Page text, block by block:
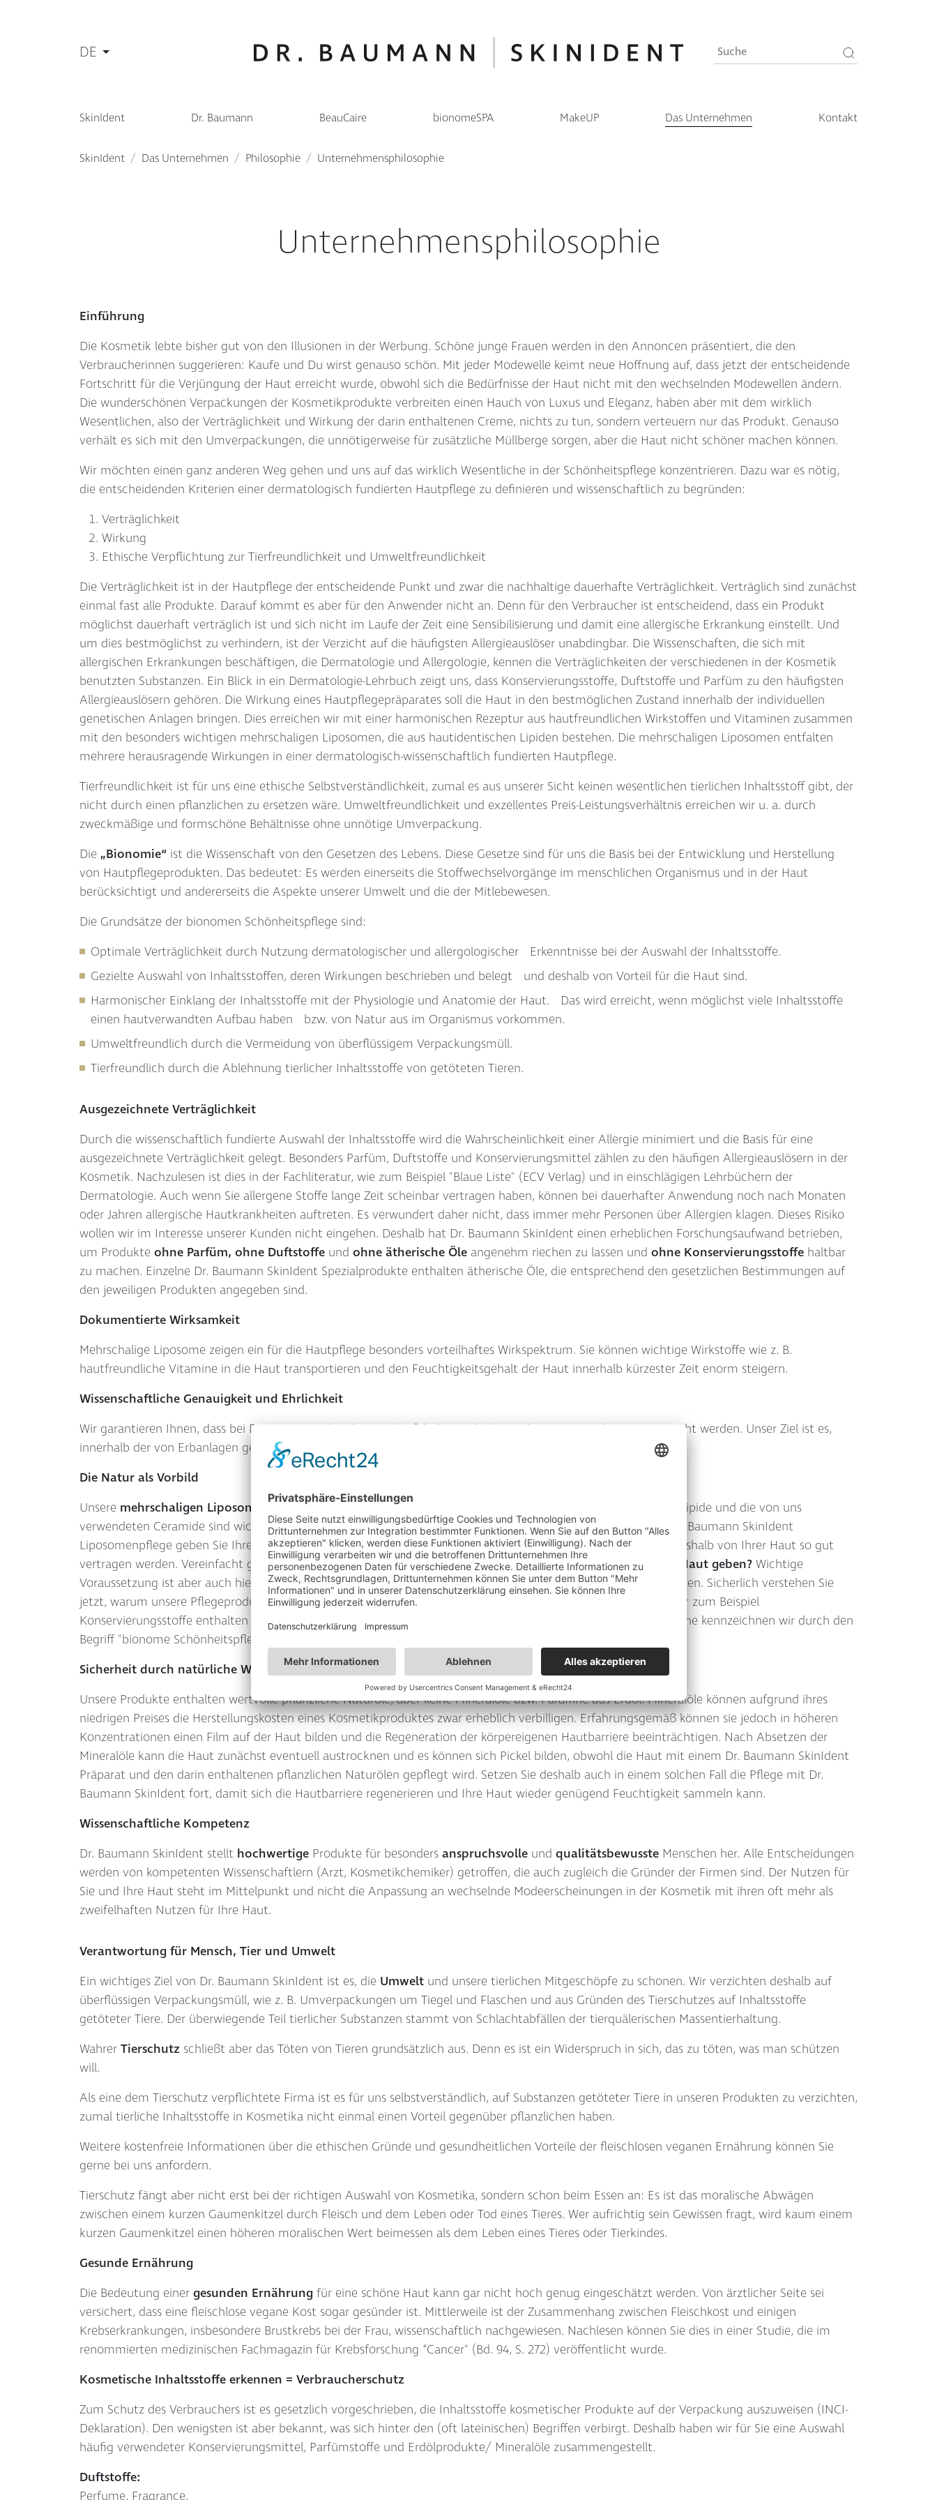
DE
SkinIdent Dr. Baumann BeauCaire bionomeSPA MakeUP Das Unternehmen Kontakt
SkinIdent Das Unternehmen Philosophie Unternehmensphilosophie
Unternehmensphilosophie
Einführung
Die Kosmetik lebte bisher gut von den Illusionen in der Werbung. Schöne junge Frauen werden in den Annoncen präsentiert, die den
Verbraucherinnen suggerieren: Kaufe und Du wirst genauso schön. Mit jeder Modewelle keimt neue Hoffnung auf, dass jetzt der entscheidende
Fortschritt für die Verjüngung der Haut erreicht wurde, obwohl sich die Bedürfnisse der Haut nicht mit den wechselnden Modewellen ändern.
Die wunderschönen Verpackungen der Kosmetikprodukte verbreiten einen Hauch von Luxus und Eleganz, haben aber mit dem wirklich
Wesentlichen, also der Verträglichkeit und Wirkung der darin enthaltenen Creme, nichts zu tun, sondern verteuern nur das Produkt. Genauso
verhält es sich mit den Umverpackungen, die unnötigerweise für zusätzliche Müllberge sorgen, aber die Haut nicht schöner machen können.
Wir möchten einen ganz anderen Weg gehen und uns auf das wirklich Wesentliche in der Schönheitspflege konzentrieren. Dazu war es nötig,
die entscheidenden Kriterien einer dermatologisch fundierten Hautpflege zu definieren und wissenschaftlich zu begründen:
Verträglichkeit
Wirkung
Ethische Verpflichtung zur Tierfreundlichkeit und Umweltfreundlichkeit
Die Verträglichkeit ist in der Hautpflege der entscheidende Punkt und zwar die nachhaltige dauerhafte Verträglichkeit. Verträglich sind zunächst
einmal fast alle Produkte. Darauf kommt es aber für den Anwender nicht an. Denn für den Verbraucher ist entscheidend, dass ein Produkt
möglichst dauerhaft verträglich ist und sich nicht im Laufe der Zeit eine Sensibilisierung und damit eine allergische Erkrankung einstellt. Und
um dies bestmöglichst zu verhindern, ist der Verzicht auf die häufigsten Allergieauslöser unabdingbar. Die Wissenschaften, die sich mit
allergischen Erkrankungen beschäftigen, die Dermatologie und Allergologie, kennen die Verträglichkeiten der verschiedenen in der Kosmetik
benutzten Substanzen. Ein Blick in ein Dermatologie-Lehrbuch zeigt uns, dass Konservierungsstoffe, Duftstoffe und Parfüm zu den häufigsten
Allergieauslösern gehören. Die Wirkung eines Hautpflegepräparates soll die Haut in den bestmöglichen Zustand innerhalb der individuellen
genetischen Anlagen bringen. Dies erreichen wir mit einer harmonischen Rezeptur aus hautfreundlichen Wirkstoffen und Vitaminen zusammen
mit den besonders wichtigen mehrschaligen Liposomen, die aus hautidentischen Lipiden bestehen. Die mehrschaligen Liposomen entfalten
mehrere herausragende Wirkungen in einer dermatologisch-wissenschaftlich fundierten Hautpflege.
Tierfreundlichkeit ist für uns eine ethische Selbstverständlichkeit, zumal es aus unserer Sicht keinen wesentlichen tierlichen Inhaltsstoff gibt, der
nicht durch einen pflanzlichen zu ersetzen wäre. Umweltfreundlichkeit und exzellentes Preis-Leistungsverhältnis erreichen wir u. a. durch
zweckmäßige und formschöne Behältnisse ohne unnötige Umverpackung.
Die „Bionomie“ ist die Wissenschaft von den Gesetzen des Lebens. Diese Gesetze sind für uns die Basis bei der Entwicklung und Herstellung
von Hautpflegeprodukten. Das bedeutet: Es werden einerseits die Stoffwechselvorgänge im menschlichen Organismus und in der Haut
berücksichtigt und andererseits die Aspekte unserer Umwelt und die der Mitlebewesen.
Die Grundsätze der bionomen Schönheitspflege sind:
Optimale Verträglichkeit durch Nutzung dermatologischer und allergologischer Erkenntnisse bei der Auswahl der Inhaltsstoffe.
Gezielte Auswahl von Inhaltsstoffen, deren Wirkungen beschrieben und belegt und deshalb von Vorteil für die Haut sind.
Harmonischer Einklang der Inhaltsstoffe mit der Physiologie und Anatomie der Haut. Das wird erreicht, wenn möglichst viele Inhaltsstoffe
einen hautverwandten Aufbau haben bzw. von Natur aus im Organismus vorkommen.
Umweltfreundlich durch die Vermeidung von überflüssigem Verpackungsmüll.
Tierfreundlich durch die Ablehnung tierlicher Inhaltsstoffe von getöteten Tieren.
Ausgezeichnete Verträglichkeit
Durch die wissenschaftlich fundierte Auswahl der Inhaltsstoffe wird die Wahrscheinlichkeit einer Allergie minimiert und die Basis für eine
ausgezeichnete Verträglichkeit gelegt. Besonders Parfüm, Duftstoffe und Konservierungsmittel zählen zu den häufigen Allergieauslösern in der
Kosmetik. Nachzulesen ist dies in der Fachliteratur, wie zum Beispiel "Blaue Liste" (ECV Verlag) und in einschlägigen Lehrbüchern der
Dermatologie. Auch wenn Sie allergene Stoffe lange Zeit scheinbar vertragen haben, können bei dauerhafter Anwendung noch nach Monaten
oder Jahren allergische Hautkrankheiten auftreten. Es verwundert daher nicht, dass immer mehr Personen über Allergien klagen. Dieses Risiko
wollen wir im Interesse unserer Kunden nicht eingehen. Deshalb hat Dr. Baumann SkinIdent einen erheblichen Forschungsaufwand betrieben,
um Produkte ohne Parfüm, ohne Duftstoffe und ohne ätherische Öle angenehm riechen zu lassen und ohne Konservierungsstoffe haltbar
zu machen. Einzelne Dr. Baumann SkinIdent Spezialprodukte enthalten ätherische Öle, die entsprechend den gesetzlichen Bestimmungen auf
den jeweiligen Produkten angegeben sind.
Dokumentierte Wirksamkeit
Mehrschalige Liposome zeigen ein für die Hautpflege besonders vorteilhaftes Wirkspektrum. Sie können wichtige Wirkstoffe wie z. B.
hautfreundliche Vitamine in die Haut transportieren und den Feuchtigkeitsgehalt der Haut innerhalb kürzester Zeit enorm steigern.
Wissenschaftliche Genauigkeit und Ehrlichkeit
Wir garantieren Ihnen, dass bei Dr. Baumann SkinIdent weder falsche noch übertriebene Versprechungen gemacht werden. Unser Ziel ist es,
innerhalb der von Erbanlagen gesetzten Grenzen, maximal Mögliches für Sie und Ihre Haut zu bewirken!
Die Natur als Vorbild
Unsere mehrschaligen Liposome sind aus den gleichen Lipiden aufgebaut wie menschliche
. Diese Lipide und die von uns
verwendeten Ceramide sind wichtige Bestandteile der Interzellularsubstanz zwischen den Hautzellen. Mit der Dr. Baumann SkinIdent
Liposomenpflege geben Sie Ihrer Haut also genau die Substanzen, die schon von Natur dort vorkommen und deshalb von Ihrer Haut so gut
vertragen werden. Vereinfacht gesagt pflegen Sie Ihre Haut mit "Haut"!Kann es etwas Natürlicheres für Ihre Haut geben? Wichtige
Voraussetzung ist aber auch hier, dass die Liposomenpräparate weder Konservierungsstoffe noch Parfüm enthalten. Sicherlich verstehen Sie
jetzt, warum unsere Pflegeprodukte so wirksam und gut verträglich sind! Die Kriterien von Naturkosmetik, in der zum Beispiel
Konservierungsstoffe enthalten sein dürfen, sind für uns nicht ausreichend. Unsere besonderen Qualitätsansprüche kennzeichnen wir durch den
Begriff "bionome Schönheitspflege".
Sicherheit durch natürliche Wirkstoffe
Unsere Produkte enthalten wertvolle pflanzliche Naturöle, aber keine Mineralöle bzw. Paraffine aus Erdöl. Mineralöle können aufgrund ihres
niedrigen Preises die Herstellungskosten eines Kosmetikproduktes zwar erheblich verbilligen. Erfahrungsgemäß können sie jedoch in höheren
Konzentrationen einen Film auf der Haut bilden und die Regeneration der körpereigenen Hautbarriere beeinträchtigen. Nach Absetzen der
Mineralöle kann die Haut zunächst eventuell austrocknen und es können sich Pickel bilden, obwohl die Haut mit einem Dr. Baumann SkinIdent
Präparat und den darin enthaltenen pflanzlichen Naturölen gepflegt wird. Setzen Sie deshalb auch in einem solchen Fall die Pflege mit Dr.
Baumann SkinIdent fort, damit sich die Hautbarriere regenerieren und Ihre Haut wieder genügend Feuchtigkeit sammeln kann.
Wissenschaftliche Kompetenz
Dr. Baumann SkinIdent stellt hochwertige Produkte für besonders anspruchsvolle und qualitätsbewusste Menschen her. Alle Entscheidungen
werden von kompetenten Wissenschaftlern (Arzt, Kosmetikchemiker) getroffen, die auch zugleich die Gründer der Firmen sind. Der Nutzen für
Sie und Ihre Haut steht im Mittelpunkt und nicht die Anpassung an wechselnde Modeerscheinungen in der Kosmetik mit ihren oft mehr als
zweifelhaften Nutzen für Ihre Haut.
Verantwortung für Mensch, Tier und Umwelt
Ein wichtiges Ziel von Dr. Baumann SkinIdent ist es, die Umwelt und unsere tierlichen Mitgeschöpfe zu schonen. Wir verzichten deshalb auf
überflüssigen Verpackungsmüll, wie z. B. Umverpackungen um Tiegel und Flaschen und aus Gründen des Tierschutzes auf Inhaltsstoffe
getöteter Tiere. Der überwiegende Teil tierlicher Substanzen stammt von Schlachtabfällen der tierquälerischen Massentierhaltung.
Wahrer Tierschutz schließt aber das Töten von Tieren grundsätzlich aus. Denn es ist ein Widerspruch in sich, das zu töten, was man schützen
will.
Als eine dem Tierschutz verpflichtete Firma ist es für uns selbstverständlich, auf Substanzen getöteter Tiere in unseren Produkten zu verzichten,
zumal tierliche Inhaltsstoffe in Kosmetika nicht einmal einen Vorteil gegenüber pflanzlichen haben.
Weitere kostenfreie Informationen über die ethischen Gründe und gesundheitlichen Vorteile der fleischlosen veganen Ernährung können Sie
gerne bei uns anfordern.
Tierschutz fängt aber nicht erst bei der richtigen Auswahl von Kosmetika, sondern schon beim Essen an: Es ist das moralische Abwägen
zwischen einem kurzen Gaumenkitzel durch Fleisch und dem Leben oder Tod eines Tieres. Wer aufrichtig sein Gewissen fragt, wird kaum einem
kurzen Gaumenkitzel einen höheren moralischen Wert beimessen als dem Leben eines Tieres oder Tierkindes.
Gesunde Ernährung
Die Bedeutung einer gesunden Ernährung für eine schöne Haut kann gar nicht hoch genug eingeschätzt werden. Von ärztlicher Seite sei
versichert, dass eine fleischlose vegane Kost sogar gesünder ist. Mittlerweile ist der Zusammenhang zwischen Fleischkost und einigen
Krebserkrankungen, insbesondere Brustkrebs bei der Frau, wissenschaftlich nachgewiesen. Nachlesen können Sie dies in einer Studie, die im
renommierten medizinischen Fachmagazin für Krebsforschung “Cancer" (Bd. 94, S. 272) veröffentlicht wurde.
Kosmetische Inhaltsstoffe erkennen = Verbraucherschutz
Zum Schutz des Verbrauchers ist es gesetzlich vorgeschrieben, die Inhaltsstoffe kosmetischer Produkte auf der Verpackung auszuweisen (INCI-
Deklaration). Den wenigsten ist aber bekannt, was sich hinter den (oft lateinischen) Begriffen verbirgt. Deshalb haben wir für Sie eine Auswahl
häufig verwendeter Konservierungsmittel, Parfümstoffe und Erdölprodukte/ Mineralöle zusammengestellt.
Duftstoffe:
Perfume, Fragrance.